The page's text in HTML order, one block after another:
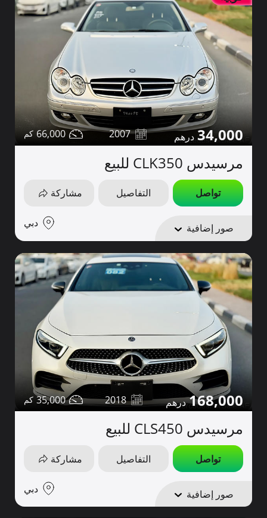
34,000
2007
66,000
مرسيدس CLK350 للبيع
تواصل التفاصيل مشاركة
صور إضافية دبي
168,000
2018
35,000
مرسيدس CLS450 للبيع
تواصل التفاصيل مشاركة
صور إضافية دبي